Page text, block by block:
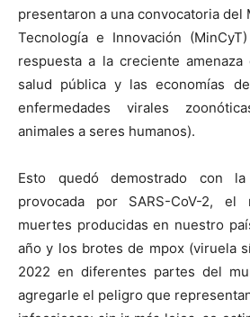
presentaron a una convocatoria del
Tecnología e Innovación
respuesta a la creciente
salud pública y las economías
enfermedades virales
animales a seres humanos).
Esto quedó demostrado con la
provocada por SARS-CoV-2,
muertes producidas en nuestro
año y los brotes de mpox (viruela
2022 en diferentes partes del
agregarle el peligro que